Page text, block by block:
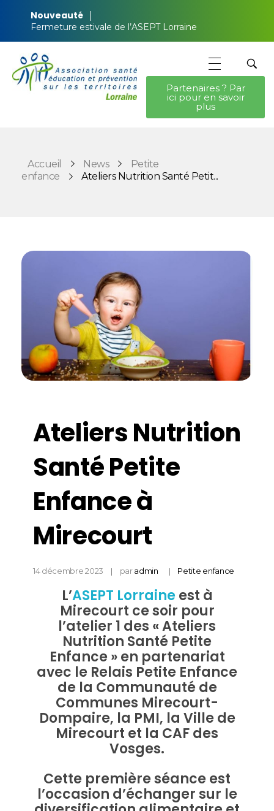
Nouveauté
Fermeture estivale de l’ASEPT Lorraine
Partenaires ? Par
ici pour en savoir
plus
Accueil News
Petite
enfance
Ateliers Nutrition Santé Petit...
Ateliers Nutrition
Santé Petite
Enfance à
Mirecourt
14 décembre 2023 par admin Petite enfance
L’ASEPT Lorraine est à
Mirecourt ce soir pour
l’atelier 1 des « Ateliers
Nutrition Santé Petite
Enfance » en partenariat
avec le Relais Petite Enfance
de la Communauté de
Communes Mirecourt-
Dompaire, la PMI, la Ville de
Mirecourt et la CAF des
Vosges.
Cette première séance est
l’occasion d’échanger sur le